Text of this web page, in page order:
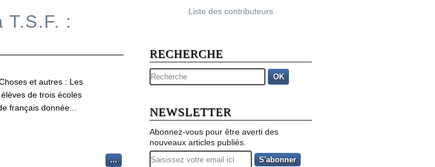
:
et autres : Les
de trois écoles
français donnée...
…
Liste des contributeurs
RECHERCHE
OK
NEWSLETTER
Abonnez-vous pour être averti des
nouveaux articles publiés.
Email